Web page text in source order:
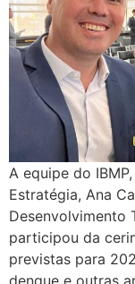
A equipe do
Estratégia, Ana
Desenvolvimento
participou da
previstas para
dengue e outras